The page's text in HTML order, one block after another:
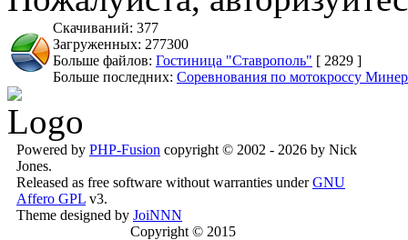
Скачиваний: 377
Загруженных: 277300
Больше файлов: Гостиница "Ставрополь" [ 2829 ]
Больше последних: Соревнования по мотокроссу
Powered by PHP-Fusion copyright © 2002 - 2026 by Nick
Jones.
Released as free software without warranties underGNU
Affero GPL v3.
Theme designed by JoiNNN
Copyright © 2015